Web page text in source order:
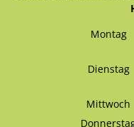
Montag
Dienstag
Mittwoch